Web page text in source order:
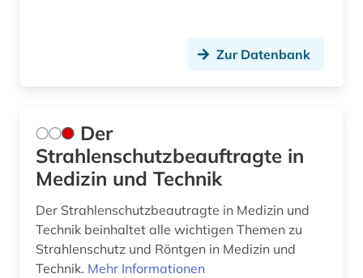
Zur Datenbank
Der
Strahlenschutzbeauftragte in
Medizin und Technik
Der Strahlenschutzbeautragte in Medizin und
Technik beinhaltet alle wichtigen Themen zu
Strahlenschutz und Röntgen in Medizin und
Technik. Mehr Informationen